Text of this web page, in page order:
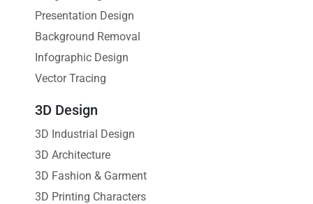
Presentation Design
Background Removal
Infographic Design
Vector Tracing
3D Design
3D Industrial Design
3D Architecture
3D Fashion & Garment
3D Printing Characters